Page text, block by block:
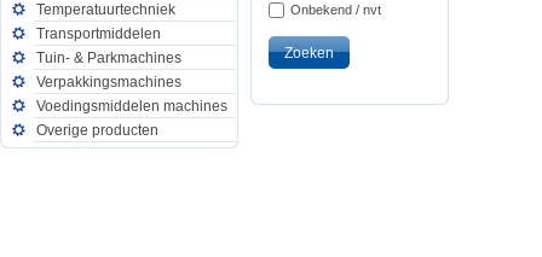
Temperatuurtechniek
Transportmiddelen
Tuin- & Parkmachines
Verpakkingsmachines
Voedingsmiddelen machines
Overige producten
Onbekend / nvt